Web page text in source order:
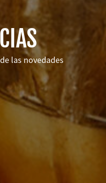
las novedades